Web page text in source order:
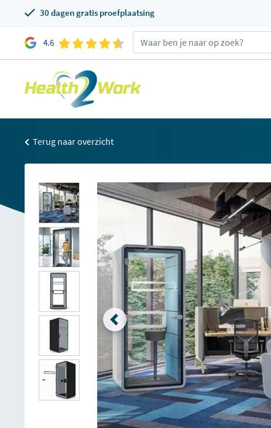
30 dagen gratis proefplaatsing
4.6
Terug naar overzicht